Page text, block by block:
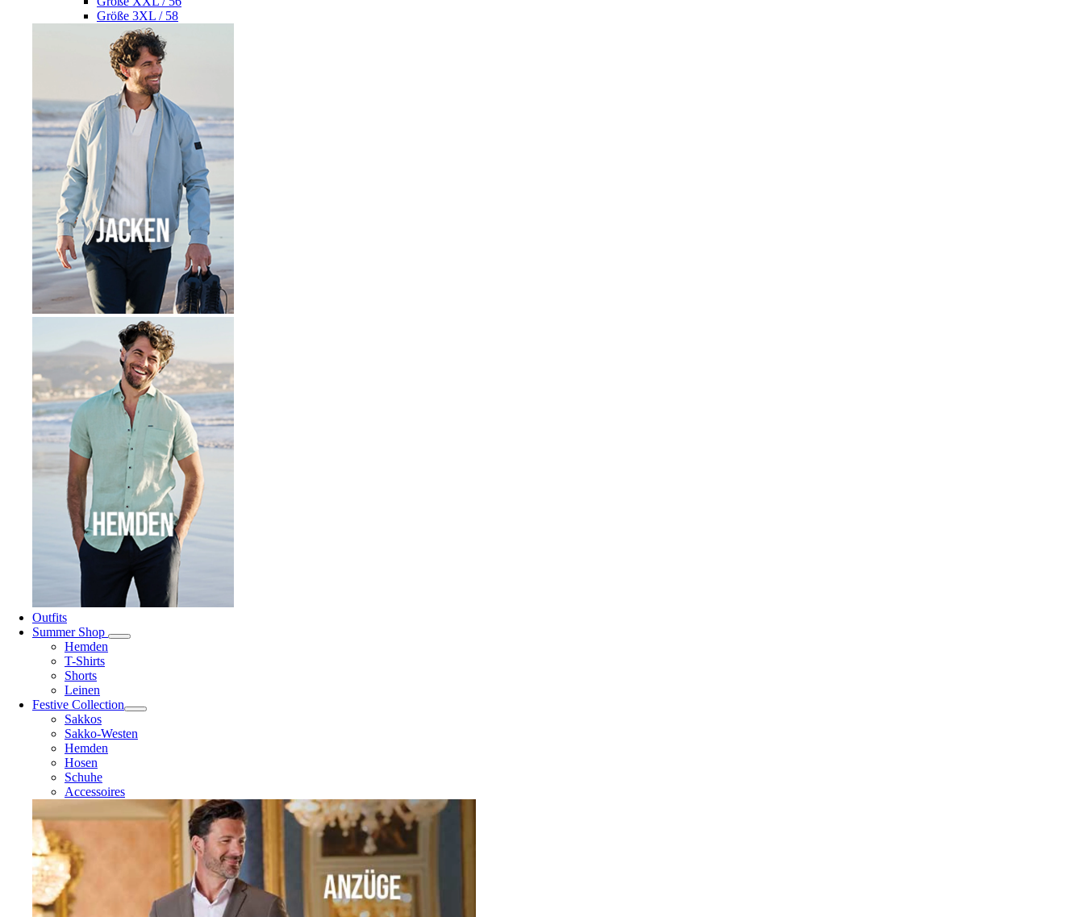
Größe 3XL / 58
Outfits
Summer Shop
Hemden
T-Shirts
Shorts
Leinen
Festive Collection
Sakkos
Sakko-Westen
Hemden
Hosen
Schuhe
Accessoires